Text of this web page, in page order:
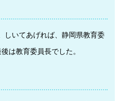
しいてあげれば、静岡県教育委
は教育委員長でした。